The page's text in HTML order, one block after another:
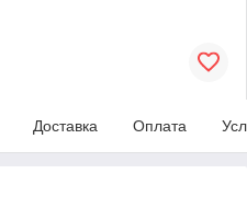
Доставка Оплата